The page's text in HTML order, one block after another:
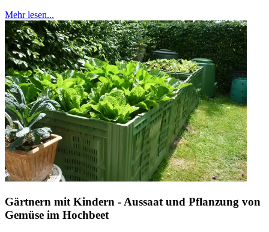
Mehr lesen...
Gärtnern mit Kindern - Aussaat und Pflanzung von
Gemüse im Hochbeet